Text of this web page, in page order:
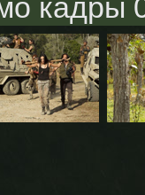
кадры